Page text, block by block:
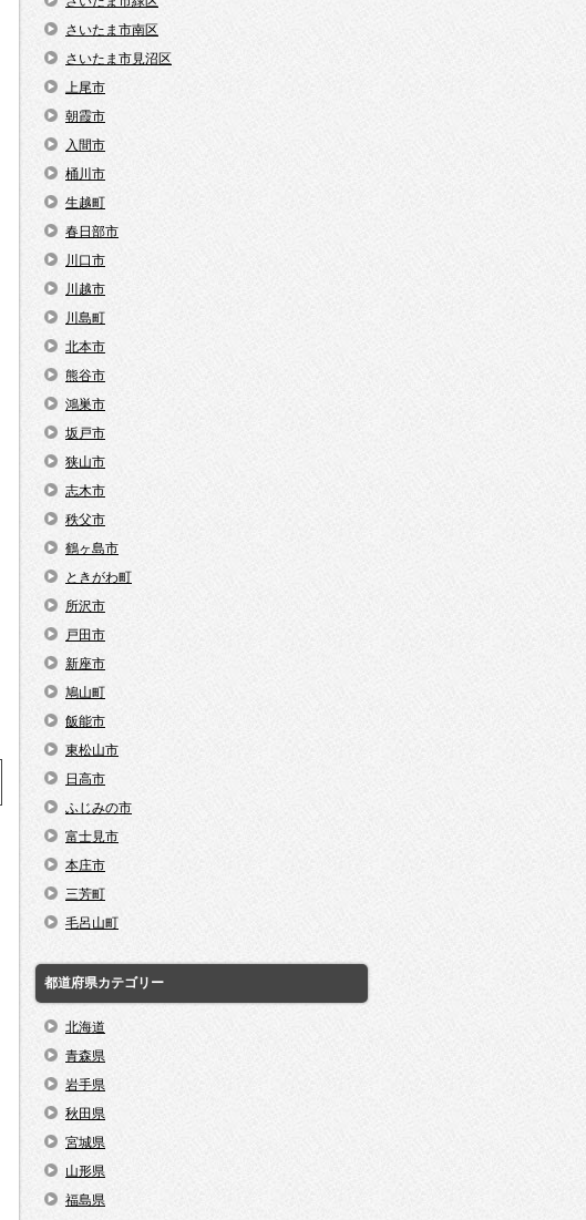
さいたま市南区
さいたま市見沼区
上尾市
朝霞市
入間市
桶川市
生越町
春日部市
川口市
川越市
川島町
北本市
熊谷市
鴻巣市
坂戸市
狭山市
志木市
秩父市
鶴ヶ島市
ときがわ町
所沢市
戸田市
新座市
鳩山町
飯能市
東松山市
日高市
ふじみの市
富士見市
本庄市
三芳町
毛呂山町
都道府県カテゴリー
北海道
青森県
岩手県
秋田県
宮城県
山形県
福島県